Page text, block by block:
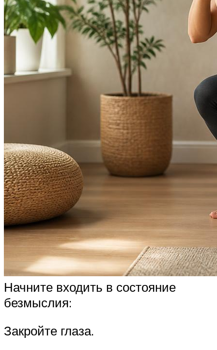
Начните входить в состояние
безмыслия:
Закройте глаза.